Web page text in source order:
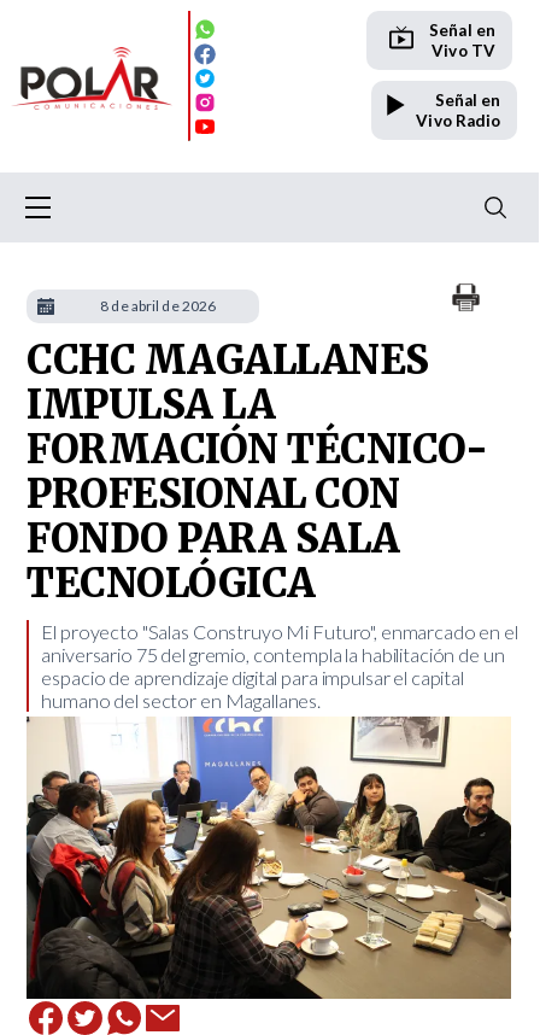
Señal en
Vivo TV
Señal en
Vivo Radio
CCHC MAGALLANES
IMPULSA LA
FORMACIÓN TÉCNICO-
PROFESIONAL CON
FONDO PARA SALA
TECNOLÓGICA
El proyecto "Salas Construyo Mi Futuro", enmarcado en el
aniversario 75 del gremio, contempla la habilitación de un
espacio de aprendizaje digital para impulsar el capital
humano del sector en Magallanes.
8 de abril de 2026